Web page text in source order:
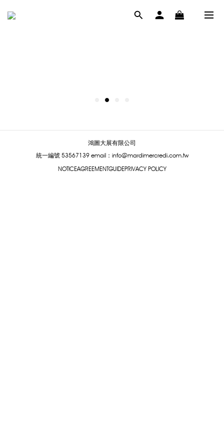
鴻圖大展有限公司
統一編號 53567139 email：info@mardimercredi.com.tw
NOTICEAGREEMENTGUIDEPRIVACY POLICY